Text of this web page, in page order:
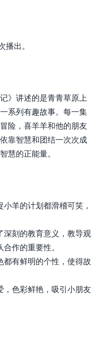
播出。
》讲述的是青青草原上
系列有趣故事。每一集
险，喜羊羊和他的朋友
靠智慧和团结一次次成
慧的正能量。
小羊的计划都滑稽可笑，
深刻的教育意义，教导观
作的重要性。
都有鲜明的个性，使得故
，色彩鲜艳，吸引小朋友